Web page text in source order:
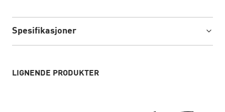
Spesifikasjoner
LIGNENDE PRODUKTER